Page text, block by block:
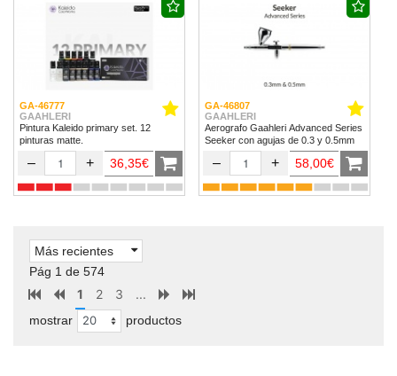
GA-46777
GAAHLERI
Pintura Kaleido primary set. 12
pinturas matte.
– + 36,35€
GA-46807
GAAHLERI
Aerografo Gaahleri Advanced Series
Seeker con agujas de 0.3 y 0.5mm
– + 58,00€
Más recientes
Pág 1 de 574
1 2 3 ...
mostrar productos